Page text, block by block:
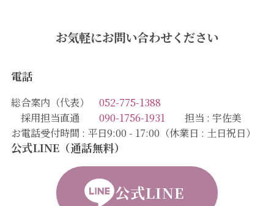
お気軽にお問い合わせください
電話
総合案内（代表） 052-775-1388
採用担当直通 090-1756-1931 担当 : 宇佐美
お電話受付時間 : 平日9:00 - 17:00（休業日 : 土日祝日）
公式LINE（通話無料）
公式LINE